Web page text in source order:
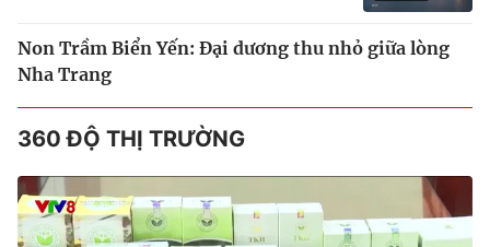
Non Trầm Biển Yến: Đại dương thu nhỏ giữa lòng
Nha Trang
360 ĐỘ THỊ TRƯỜNG